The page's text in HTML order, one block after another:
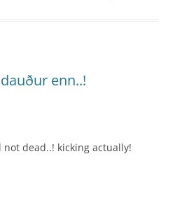
enn..!
dead..! kicking actually!